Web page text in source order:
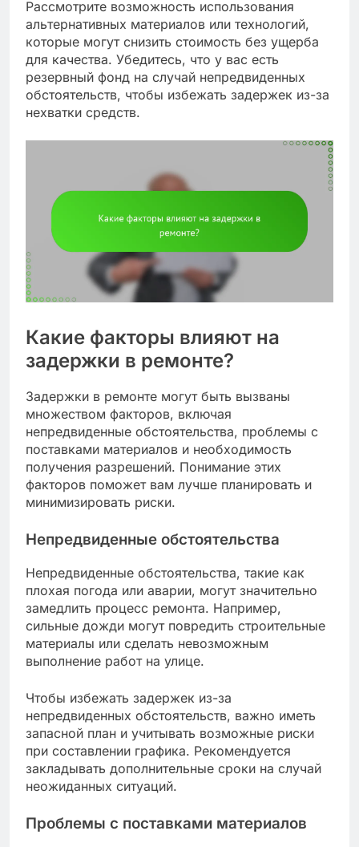
Рассмотрите возможность использования
альтернативных материалов или технологий,
которые могут снизить стоимость без ущерба
для качества. Убедитесь, что у вас есть
резервный фонд на случай непредвиденных
обстоятельств, чтобы избежать задержек из-за
нехватки средств.
Какие факторы влияют на
задержки в ремонте?
Задержки в ремонте могут быть вызваны
множеством факторов, включая
непредвиденные обстоятельства, проблемы с
поставками материалов и необходимость
получения разрешений. Понимание этих
факторов поможет вам лучше планировать и
минимизировать риски.
Непредвиденные обстоятельства
Непредвиденные обстоятельства, такие как
плохая погода или аварии, могут значительно
замедлить процесс ремонта. Например,
сильные дожди могут повредить строительные
материалы или сделать невозможным
выполнение работ на улице.
Чтобы избежать задержек из-за
непредвиденных обстоятельств, важно иметь
запасной план и учитывать возможные риски
при составлении графика. Рекомендуется
закладывать дополнительные сроки на случай
неожиданных ситуаций.
Проблемы с поставками материалов